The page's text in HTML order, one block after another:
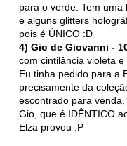
para o verde. Tem
e alguns glitters
pois é ÚNICO :D
4) Gio de Giovanni -
com cintilância violeta
Eu tinha pedido para a
precisamente da
escontrado para
Gio, que é IDÊNTICO
Elza provou :P